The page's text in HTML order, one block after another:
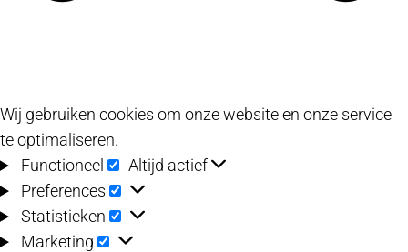
Wij gebruiken cookies om onze website en onze service
te optimaliseren.
Functioneel
Functioneel
Altijd actief
Preferences
Preferences
Statistieken Statistieken
Marketing Marketing